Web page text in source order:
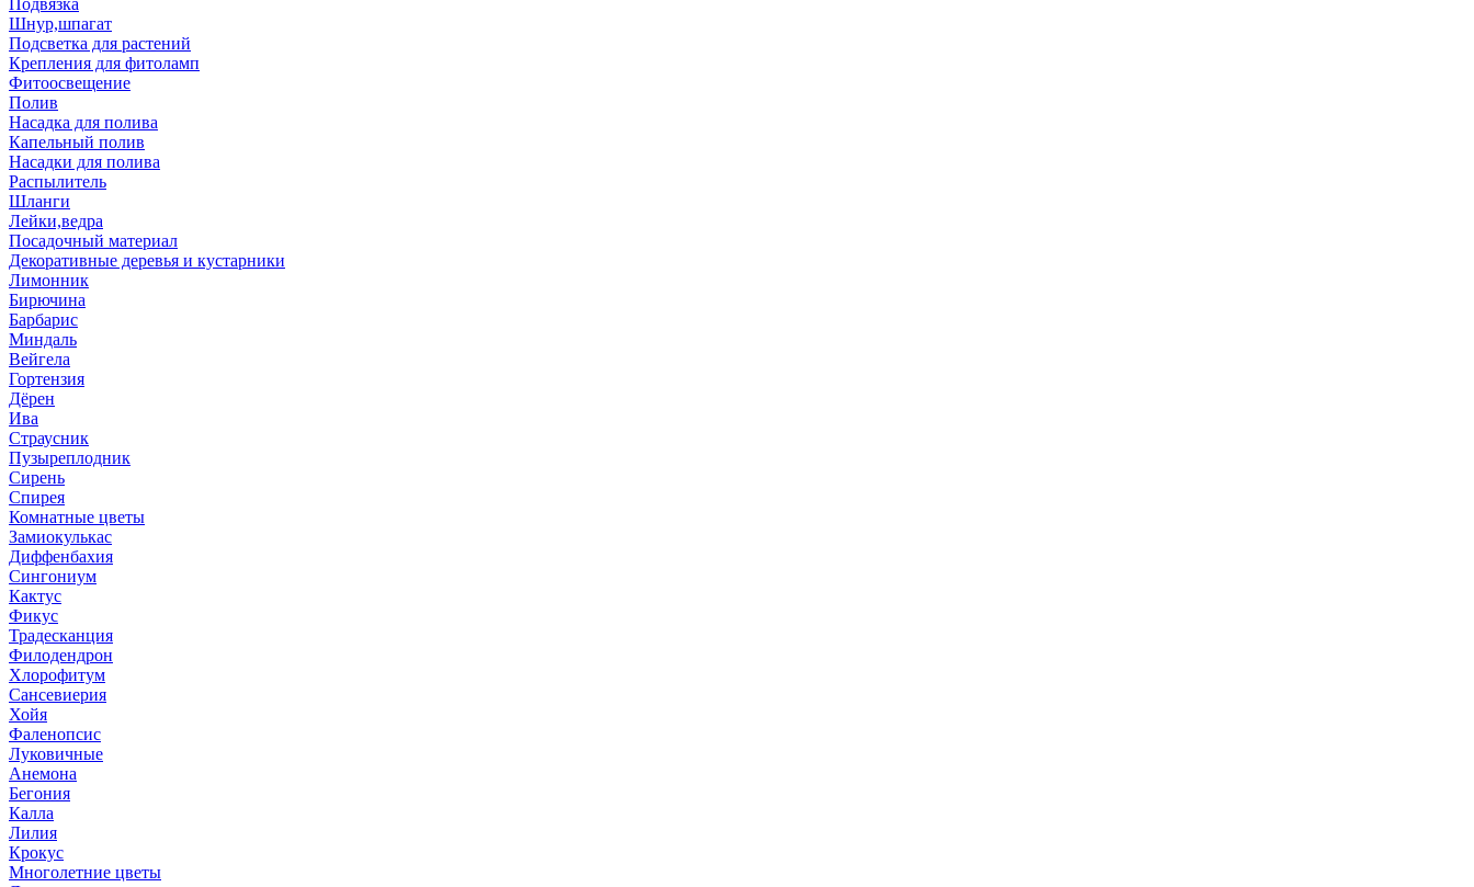
Подвязка
Шнур,шпагат
Подсветка для растений
Крепления для фитоламп
Фитоосвещение
Полив
Насадка для полива
Капельный полив
Насадки для полива
Распылитель
Шланги
Лейки,ведра
Посадочный материал
Декоративные деревья и кустарники
Лимонник
Бирючина
Барбарис
Миндаль
Вейгела
Гортензия
Дёрен
Ива
Страусник
Пузыреплодник
Сирень
Спирея
Комнатные цветы
Замиокулькас
Диффенбахия
Сингониум
Кактус
Фикус
Традесканция
Филодендрон
Хлорофитум
Сансевиерия
Хойя
Фаленопсис
Луковичные
Анемона
Бегония
Калла
Лилия
Крокус
Многолетние цветы